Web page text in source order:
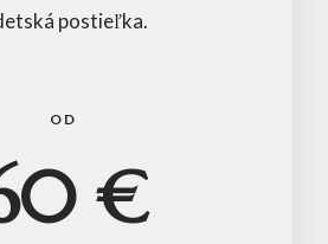
postieľka.
OD
€